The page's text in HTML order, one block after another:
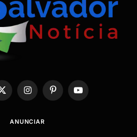
X
(Twitter)
InstagramPinterestYouTube
ANUNCIAR